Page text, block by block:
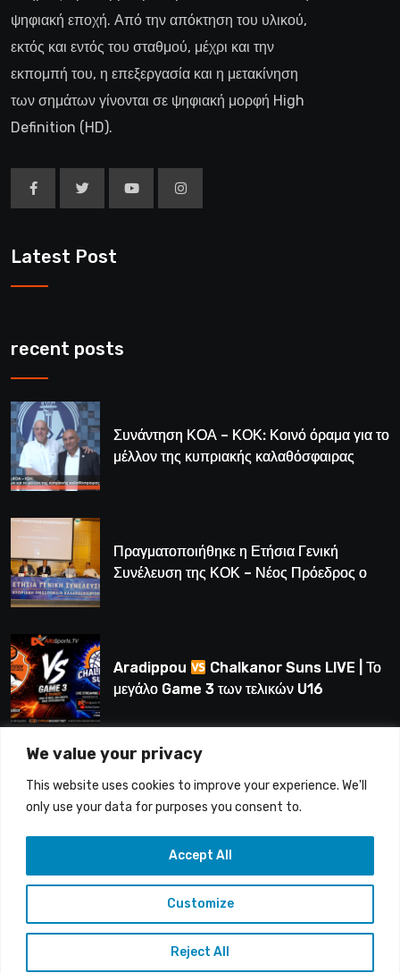
We value your privacy
This website uses cookies to improve your experience. We'll
only use your data for purposes you consent to.
Customize
Reject All
Accept All
ψηφιακή εποχή. Από την απόκτηση του υλικού,
εκτός και εντός του σταθμού, μέχρι και την
εκπομπή του, η επεξεργασία και η μετακίνηση
των σημάτων γίνονται σε ψηφιακή μορφή High
Definition (HD).
Latest Post
recent posts
Συνάντηση ΚΟΑ – ΚΟΚ: Κοινό όραμα για το
μέλλον της κυπριακής καλαθόσφαιρας
Πραγματοποιήθηκε η Ετήσια Γενική
Συνέλευση της ΚΟΚ – Νέος Πρόεδρος ο
Aradippou
Chalkanor Suns LIVE | Το
μεγάλο Game 3 των τελικών U16
LIVE | Ύδρα Ασφαλιστική ΕΝΑΔ vs
Άτλαντας Πάφου
Copyright © 2015-26 Alfasports TV | Production of
UnitrustMedia | Contacts: info@alfasports.tv